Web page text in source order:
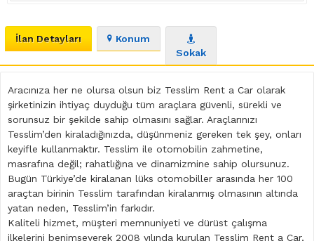
İlan Detayları
Konum
Sokak
Aracınıza her ne olursa olsun biz Tesslim Rent a Car olarak
şirketinizin ihtiyaç duyduğu tüm araçlara güvenli, sürekli ve
sorunsuz bir şekilde sahip olmasını sağlar. Araçlarınızı
Tesslim’den kiraladığınızda, düşünmeniz gereken tek şey, onları
keyifle kullanmaktır. Tesslim ile otomobilin zahmetine,
masrafına değil; rahatlığına ve dinamizmine sahip olursunuz.
Bugün Türkiye’de kiralanan lüks otomobiller arasında her 100
araçtan birinin Tesslim tarafından kiralanmış olmasının altında
yatan neden, Tesslim’in farkıdır.
Kaliteli hizmet, müşteri memnuniyeti ve dürüst çalışma
ilkelerini benimseyerek 2008 yılında kurulan Tesslim Rent a Car,